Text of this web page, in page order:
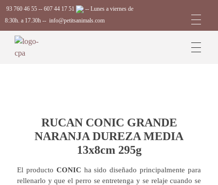
93 760 46 55 -- 607 44 17 51
-- Lunes a viernes de
8:30h. a 17.30h -- info@petitsanimals.com
RUCAN CONIC GRANDE
NARANJA DUREZA MEDIA
13x8cm 295g
El producto CONIC ha sido diseñado principalmente para
rellenarlo y que el perro se entretenga y se relaje cuando se